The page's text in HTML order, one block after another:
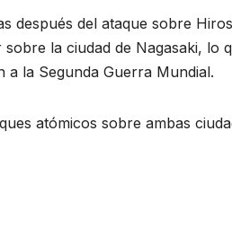
después del ataque sobre
sobre la ciudad de Nagasaki, lo
a la Segunda Guerra Mundial.
atómicos sobre ambas